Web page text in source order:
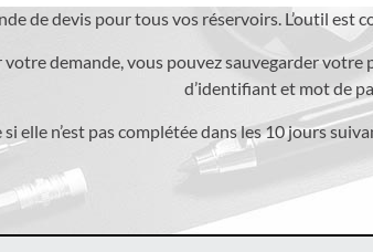
de devis pour tous vos réservoirs. L’outil
votre demande, vous pouvez sauvegarder
d’identifiant et mot de
elle n’est pas complétée dans les 10 jours